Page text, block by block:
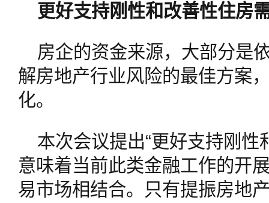
更好支持刚性和改善性住房
房企的资金来源，大部分是
解房地产行业风险的最佳方案
化。
本次会议提出“更好支持刚性
意味着当前此类金融工作的开
易市场相结合。只有提振房地